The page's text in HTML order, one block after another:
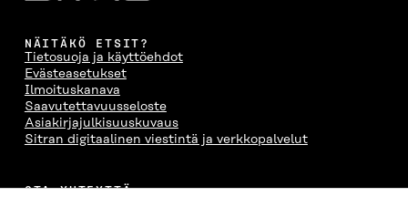
NÄITÄKÖ ETSIT?
Tietosuoja ja käyttöehdot
Evästeasetukset
Ilmoituskanava
Saavutettavuusseloste
Asiakirjajulkisuuskuvaus
Sitran digitaalinen viestintä ja verkkopalvelut
OTA YHTEYTTÄ